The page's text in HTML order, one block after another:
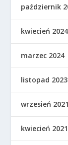
październik
kwiecień 2024
marzec 2024
listopad 2023
wrzesień 2021
kwiecień 2021